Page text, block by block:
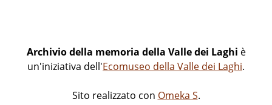
Archivio della memoria della Valle dei Laghi è
un'iniziativa dell'Ecomuseo della Valle dei Laghi.
Sito realizzato con Omeka S.